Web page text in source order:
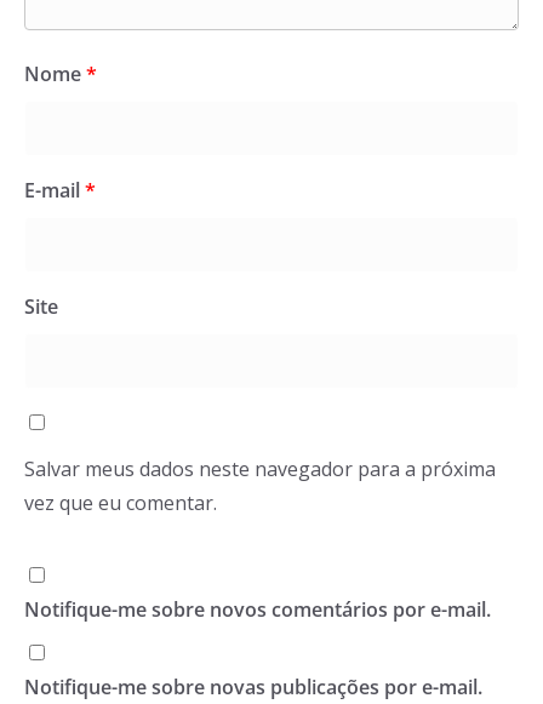
Nome*
E-mail*
Site
Salvar meus dados neste navegador para a próxima
vez que eu comentar.
Notifique-me sobre novos comentários por e-mail.
Notifique-me sobre novas publicações por e-mail.